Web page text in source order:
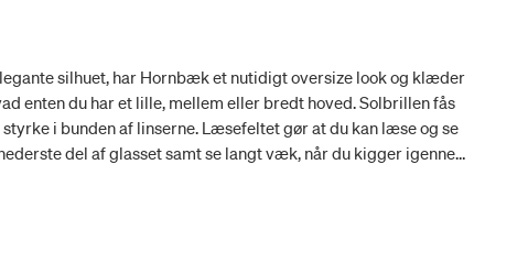
silhuet, har Hornbæk et nutidigt oversize look og klæder
enten du har et lille, mellem eller bredt hoved. Solbrillen fås
i bunden af linserne. Læsefeltet gør at du kan læse og se
del af glasset samt se langt væk, når du kigger igennem
Størrelse: 51/20-145